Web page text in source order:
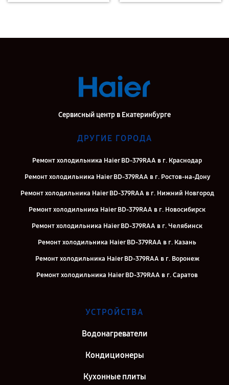
Сервисный центр в Екатеринбурге
ДРУГИЕ ГОРОДА
Ремонт холодильника Haier BD-379RAA в г. Краснодар
Ремонт холодильника Haier BD-379RAA в г. Ростов-на-Дону
Ремонт холодильника Haier BD-379RAA в г. Нижний Новгород
Ремонт холодильника Haier BD-379RAA в г. Новосибирск
Ремонт холодильника Haier BD-379RAA в г. Челябинск
Ремонт холодильника Haier BD-379RAA в г. Казань
Ремонт холодильника Haier BD-379RAA в г. Воронеж
Ремонт холодильника Haier BD-379RAA в г. Саратов
Ремонт холодильника Haier BD-379RAA в г. Киров
УСТРОЙСТВА
Водонагреватели
Кондиционеры
Кухонные плиты